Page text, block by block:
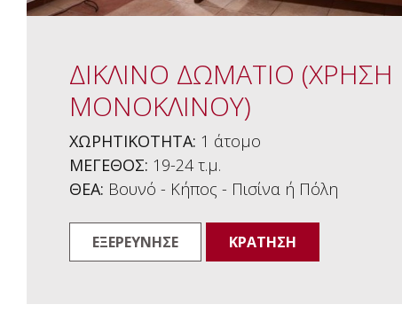
ΔΙΚΛΙΝΟ ΔΩΜΑΤΙΟ (ΧΡΗΣΗ
ΜΟΝΟΚΛΙΝΟΥ)
ΧΩΡΗΤΙΚΟΤΗΤΑ: 1 άτομo
ΜΕΓΕΘΟΣ: 19-24 τ.μ.
ΘΕΑ: Βουνό - Κήπος - Πισίνα ή Πόλη
ΕΞΕΡΕΥΝΗΣΕ ΚΡΑΤΗΣΗ